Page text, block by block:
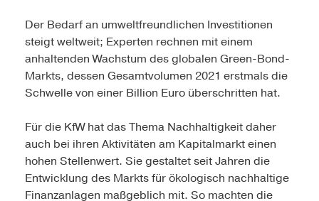
Der Bedarf an umweltfreundlichen Investitionen
steigt weltweit; Experten rechnen mit einem
anhaltenden Wachstum des globalen Green-Bond-
Markts, dessen Gesamtvolumen 2021 erstmals die
Schwelle von einer Billion Euro überschritten hat.
Für die KfW hat das Thema Nachhaltigkeit daher
auch bei ihren Aktivitäten am Kapitalmarkt einen
hohen Stellenwert. Sie gestaltet seit Jahren die
Entwicklung des Markts für ökologisch nachhaltige
Finanzanlagen maßgeblich mit. So machten die